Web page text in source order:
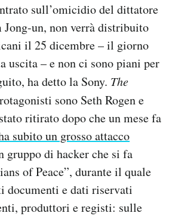
sull’omicidio del dittatore
un, non verrà distribuito
il 25 dicembre – il giorno
uscita – e non ci sono piani per
ha detto la Sony. The
sono Seth Rogen e
ritirato dopo che un mese fa
subito un grosso attacco
gruppo di hacker che si fa
of Peace”, durante il quale
documenti e dati riservati
produttori e registi: sulle